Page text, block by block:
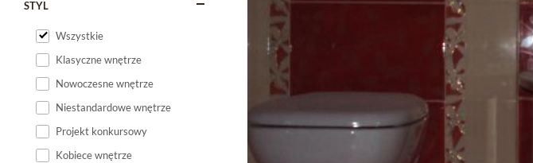
STYL
Wszystkie
Klasyczne wnętrze
Nowoczesne wnętrze
Niestandardowe wnętrze
Projekt konkursowy
Kobiece wnętrze